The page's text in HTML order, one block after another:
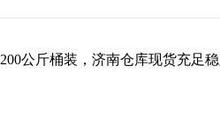
200公斤桶装，济南仓库现货充足